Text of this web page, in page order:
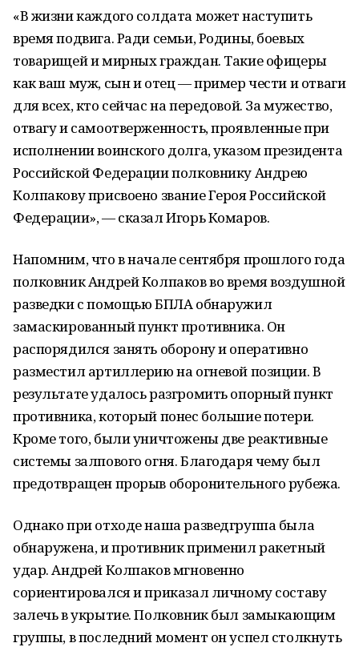
«В жизни каждого солдата может наступить
время подвига. Ради семьи, Родины, боевых
товарищей и мирных граждан. Такие офицеры
как ваш муж, сын и отец — пример чести и отваги
для всех, кто сейчас на передовой. За мужество,
отвагу и самоотверженность, проявленные при
исполнении воинского долга, указом президента
Российской Федерации полковнику Андрею
Колпакову присвоено звание Героя Российской
Федерации», — сказал Игорь Комаров.
Напомним, что в начале сентября прошлого года
полковник Андрей Колпаков во время воздушной
разведки с помощью БПЛА обнаружил
замаскированный пункт противника. Он
распорядился занять оборону и оперативно
разместил артиллерию на огневой позиции. В
результате удалось разгромить опорный пункт
противника, который понес большие потери.
Кроме того, были уничтожены две реактивные
системы залпового огня. Благодаря чему был
предотвращен прорыв оборонительного рубежа.
Однако при отходе наша разведгруппа была
обнаружена, и противник применил ракетный
удар. Андрей Колпаков мгновенно
сориентировался и приказал личному составу
залечь в укрытие. Полковник был замыкающим
группы, в последний момент он успел столкнуть